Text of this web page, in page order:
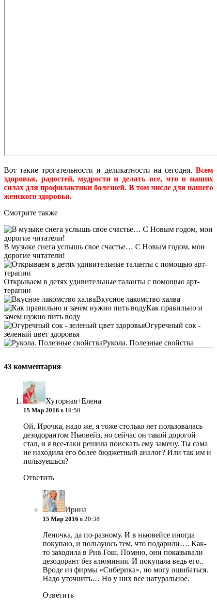
Вот такие трогательности и деликатности на сегодня. Всем
здоровья, радостей, мудрости и делать все, что в наших
силах для профилактики болезней. В том числе для нашего
женского здоровья.
Смотрите также
В музыке снега услышь свое счастье… С Новым годом, мои
дорогие читатели!
Открываем в детях удивительные таланты с помощью арт-
терапии
Вкусное лакомство халва
Как правильно и
зачем нужно пить воду
Огуречный сок -
зеленый цвет здоровья
Рукола. Полезные свойства
43 комментария
Хуторная+Елена
15 Мар 2016 в 19:50
Ой, Ирочка, надо же, я тоже столько лет пользовалась
дезодорантом Ньювейз, но сейчас он такой дорогой
стал, и я все-таки решила поискать ему замену. Ты сама
не находила его более бюджетный аналог? Или так им и
пользуешься?
Ответить
Ирина
15 Мар 2016 в 20:38
Леночка, да по-разному. И в ньювейсе иногда
покупаю, и пользуюсь тем, что подарили…. Как-
то заходила в Рив Гош. Помню, они показывали
дезодорант без алюминия. И покупала ведь его..
Вроде из фирмы «Сиберика», но могу ошибаться.
Надо уточнить… Но у них все натуральное.
Ответить